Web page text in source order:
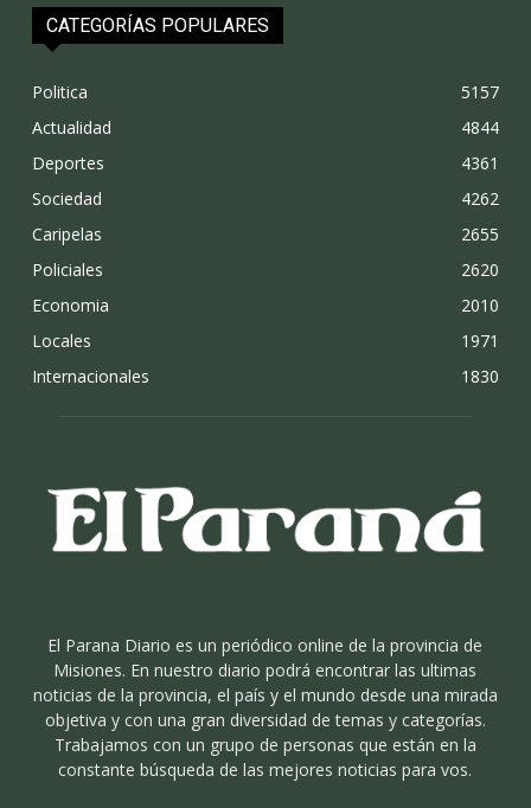
CATEGORÍAS POPULARES
Politica
5157
Actualidad
4844
Deportes
4361
Sociedad
4262
Caripelas
2655
Policiales
2620
Economia
2010
Locales
1971
Internacionales
1830
El Parana Diario es un periódico online de la provincia de
Misiones. En nuestro diario podrá encontrar las ultimas
noticias de la provincia, el país y el mundo desde una mirada
objetiva y con una gran diversidad de temas y categorías.
Trabajamos con un grupo de personas que están en la
constante búsqueda de las mejores noticias para vos.